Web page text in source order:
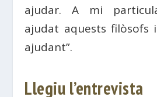
ajudar. A mi
ajudat aquests filòsofs
ajudant”.
Llegiu l’entrevista